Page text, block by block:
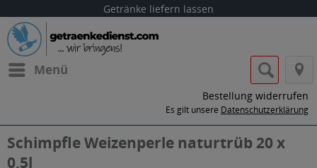
Getränke liefern lassen
Menü
Bestellung widerrufen
Es gilt unsere Datenschutzerklärung
Schimpfle Weizenperle naturtrüb 20 x
0,5l